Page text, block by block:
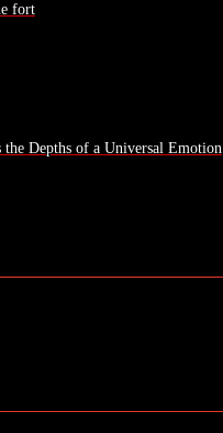
fort
the Depths of a Universal Emotion